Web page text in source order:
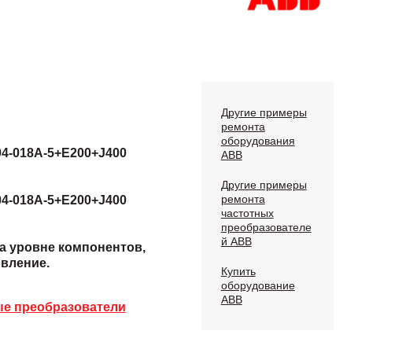
018A-5+E200+J400
018A-5+E200+J400
уровне компонентов,
преобразователи
Другие примеры
ремонта
оборудования
ABB
Другие примеры
ремонта
частотных
преобразователе
й ABB
Купить
оборудование
ABB